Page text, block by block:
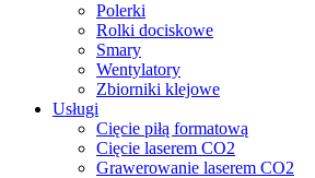
Polerki
Rolki dociskowe
Smary
Wentylatory
Zbiorniki klejowe
Usługi
Cięcie piłą formatową
Cięcie laserem CO2
Grawerowanie laserem CO2